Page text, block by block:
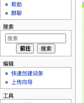
帮助
群聊
搜索
编辑
快速创建词条
上传向导
工具